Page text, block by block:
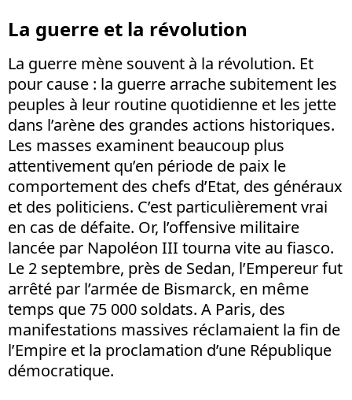
La guerre et la révolution
La guerre mène souvent à la révolution. Et
pour cause : la guerre arrache subitement les
peuples à leur routine quotidienne et les jette
dans l’arène des grandes actions historiques.
Les masses examinent beaucoup plus
attentivement qu’en période de paix le
comportement des chefs d’Etat, des généraux
et des politiciens. C’est particulièrement vrai
en cas de défaite. Or, l’offensive militaire
lancée par Napoléon III tourna vite au fiasco.
Le 2 septembre, près de Sedan, l’Empereur fut
arrêté par l’armée de Bismarck, en même
temps que 75 000 soldats. A Paris, des
manifestations massives réclamaient la fin de
l’Empire et la proclamation d’une République
démocratique.